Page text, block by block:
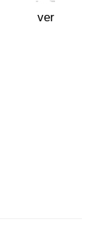
ver